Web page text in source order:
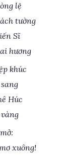
lệ
tường
Sĩ
hương
khúc
Húc
xuông!